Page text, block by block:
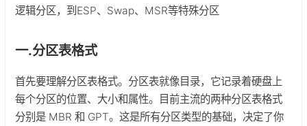
逻辑分区，到ESP、Swap、MSR等特殊分区
一.分区表格式
首先要理解分区表格式。分区表就像目录，它记录着硬盘上
每个分区的位置、大小和属性。目前主流的两种分区表格式
分别是 MBR 和 GPT。这是所有分区类型的基础，决定了你